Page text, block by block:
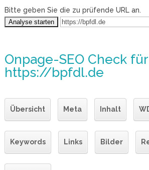
Bitte geben Sie die zu prüfende URL an.
Onpage-SEO Checkfür
https://bpfdl.de
Übersicht Meta Inhalt
Keywords Links Bilder